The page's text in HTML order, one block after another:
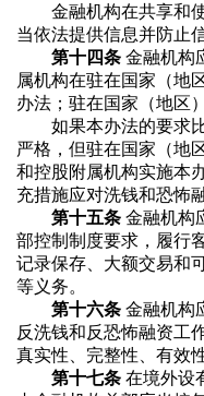
金融机构在共享和
当依法提供信息并防止
第十四条 金融机构
属机构在驻在国家（地
办法；驻在国家（地区
如果本办法的要求
严格，但驻在国家（地
和控股附属机构实施本
充措施应对洗钱和恐怖
第十五条 金融机构
部控制制度要求，履行
记录保存、大额交易和
等义务。
第十六条 金融机构
反洗钱和反恐怖融资工
真实性、完整性、有效
第十七条 在境外设